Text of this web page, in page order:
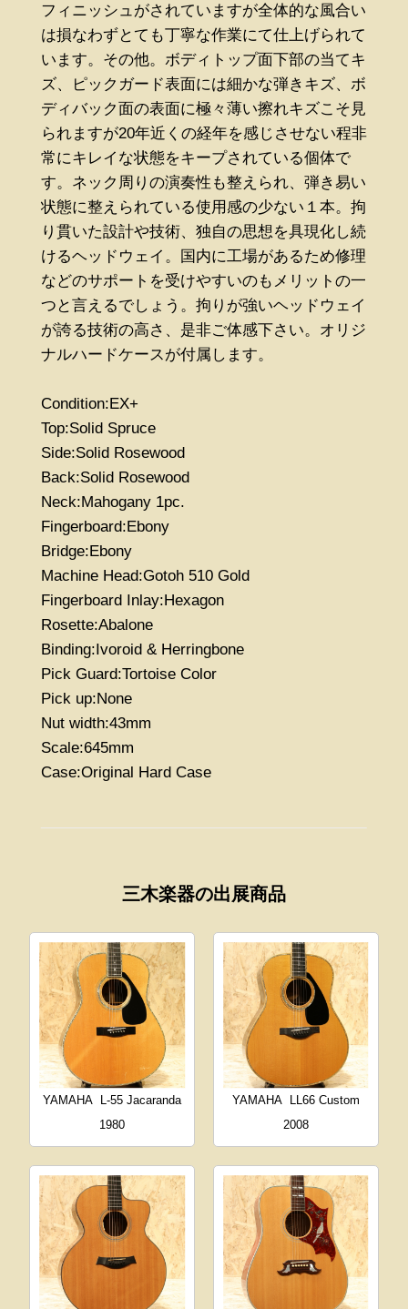
フィニッシュがされていますが全体的な風合い
は損なわずとても丁寧な作業にて仕上げられて
います。その他。ボディトップ面下部の当てキ
ズ、ピックガード表面には細かな弾きキズ、ボ
ディバック面の表面に極々薄い擦れキズこそ見
られますが20年近くの経年を感じさせない程非
常にキレイな状態をキープされている個体で
す。ネック周りの演奏性も整えられ、弾き易い
状態に整えられている使用感の少ない１本。拘
り貫いた設計や技術、独自の思想を具現化し続
けるヘッドウェイ。国内に工場があるため修理
などのサポートを受けやすいのもメリットの一
つと言えるでしょう。拘りが強いヘッドウェイ
が誇る技術の高さ、是非ご体感下さい。オリジ
ナルハードケースが付属します。
Condition:EX+
Top:Solid Spruce
Side:Solid Rosewood
Back:Solid Rosewood
Neck:Mahogany 1pc.
Fingerboard:Ebony
Bridge:Ebony
Machine Head:Gotoh 510 Gold
Fingerboard Inlay:Hexagon
Rosette:Abalone
Binding:Ivoroid & Herringbone
Pick Guard:Tortoise Color
Pick up:None
Nut width:43mm
Scale:645mm
Case:Original Hard Case
三木楽器の出展商品
YAMAHA
L-55 Jacaranda
1980
YAMAHA
LL66 Custom
2008